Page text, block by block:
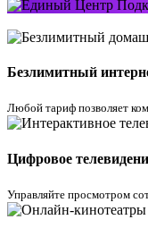
Безлимитный
Любой тариф позволяет
Цифровое
Управляйте просмотром